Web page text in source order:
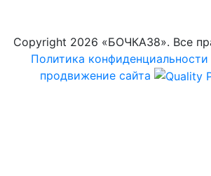
Copyright 2026 «БОЧКА38». Все
Политика конфиденциальности
продвижение сайта